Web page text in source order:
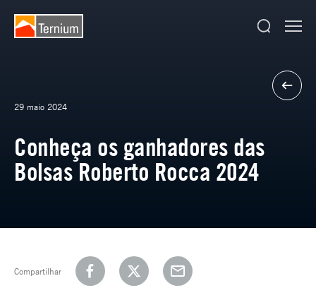
29 maio 2024
Conheça os ganhadores das
Bolsas Roberto Rocca 2024
Compartilhar